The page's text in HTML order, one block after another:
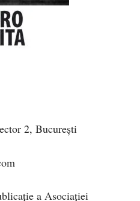
2, București
a Asociaţiei